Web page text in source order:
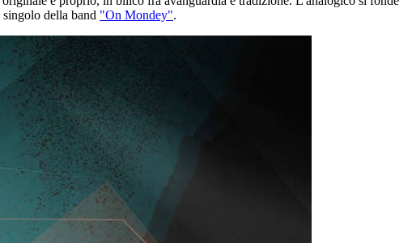
della band "On Mondey".